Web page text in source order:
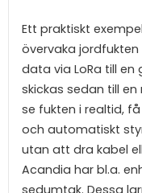
Ett praktiskt
övervaka jordfukten
data via LoRa till
skickas sedan till
se fukten i realtid,
och automatiskt
utan att dra kabel
Acandia har bl.a.